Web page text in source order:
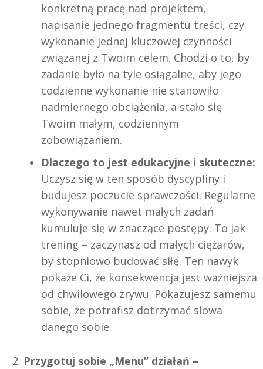
konkretną pracę nad projektem,
napisanie jednego fragmentu treści, czy
wykonanie jednej kluczowej czynności
związanej z Twoim celem. Chodzi o to, by
zadanie było na tyle osiągalne, aby jego
codzienne wykonanie nie stanowiło
nadmiernego obciążenia, a stało się
Twoim małym, codziennym
zobowiązaniem.
Dlaczego to jest edukacyjne i skuteczne:
Uczysz się w ten sposób dyscypliny i
budujesz poczucie sprawczości. Regularne
wykonywanie nawet małych zadań
kumuluje się w znaczące postępy. To jak
trening – zaczynasz od małych ciężarów,
by stopniowo budować siłę. Ten nawyk
pokaże Ci, że konsekwencja jest ważniejsza
od chwilowego zrywu. Pokazujesz samemu
sobie, że potrafisz dotrzymać słowa
danego sobie.
Przygotuj sobie „Menu” działań –